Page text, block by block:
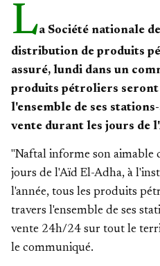
La Société nationale
distribution de produits
assuré, lundi dans un
produits pétroliers seront
l'ensemble de ses
vente durant les jours de
"Naftal informe son aimable
jours de l'Aïd El-Adha, à
l'année, tous les produits
travers l'ensemble de ses
vente 24h/24 sur tout le
le communiqué.